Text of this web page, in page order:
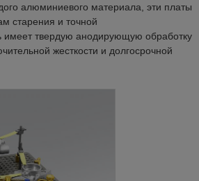
алюминиевого материала, эти платы
старения и точной
имеет твердую анодирующую обработку
жесткости и долгосрочной